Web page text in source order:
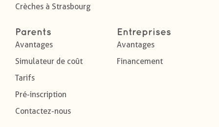
Crèches à Strasbourg
Parents
Avantages
Simulateur de coût
Tarifs
Pré-inscription
Contactez-nous
Entreprises
Avantages
Financement